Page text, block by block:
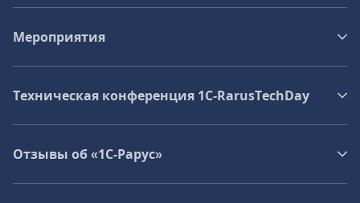
Мероприятия
Техническая конференция 1C‑RarusTechDay
Отзывы об «1С-Рарус»